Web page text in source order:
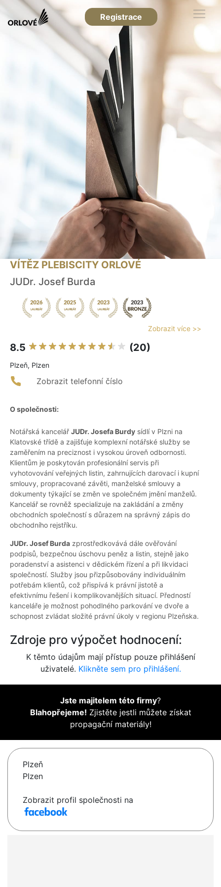
Registrace
VÍTĚZ PLEBISCITY ORLOVÉ
JUDr. Josef Burda
Zobrazit více >>
8.5 (20)
Plzeň, Plzen
Zobrazit telefonní číslo
O společnosti:
Notářská kancelář JUDr. Josefa Burdy sídlí v Plzni na
Klatovské třídě a zajišťuje komplexní notářské služby se
zaměřením na preciznost i vysokou úroveň odbornosti.
Klientům je poskytován profesionální servis při
vyhotovování veřejných listin, zahrnujících darovací i kupní
smlouvy, propracované závěti, manželské smlouvy a
dokumenty týkající se změn ve společném jmění manželů.
Kancelář se rovněž specializuje na zakládání a změny
obchodních společností s důrazem na správný zápis do
obchodního rejstříku.
JUDr. Josef Burda zprostředkovává dále ověřování
podpisů, bezpečnou úschovu peněz a listin, stejně jako
poradenství a asistenci v dědickém řízení a při likvidaci
společností. Služby jsou přizpůsobovány individuálním
potřebám klientů, což přispívá k právní jistotě a
efektivnímu řešení i komplikovanějších situací. Předností
kanceláře je možnost pohodlného parkování ve dvoře a
schopnost zvládat složité právní úkoly v regionu Plzeňska.
Zdroje pro výpočet hodnocení:
K těmto údajům mají přístup pouze přihlášení
uživatelé. Klikněte sem pro přihlášení.
Jste majitelem této firmy?
Blahopřejeme! Zjistěte jestli můžete získat
propagační materiály!
Plzeň
Plzen
Zobrazit profil společnosti na